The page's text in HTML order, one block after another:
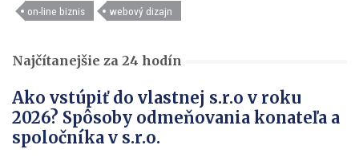
on-line biznis webový dizajn
Najčítanejšie za 24 hodín
Ako vstúpiť do vlastnej s.r.o v roku
2026? Spôsoby odmeňovania konateľa a
spoločníka v s.r.o.